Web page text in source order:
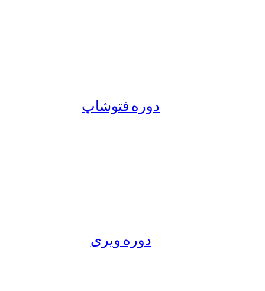
دوره فتوشاپ
دوره ویری